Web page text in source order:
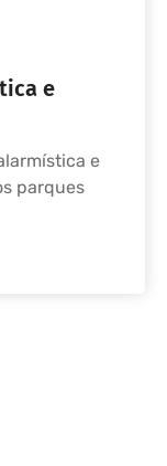
e
e
parques